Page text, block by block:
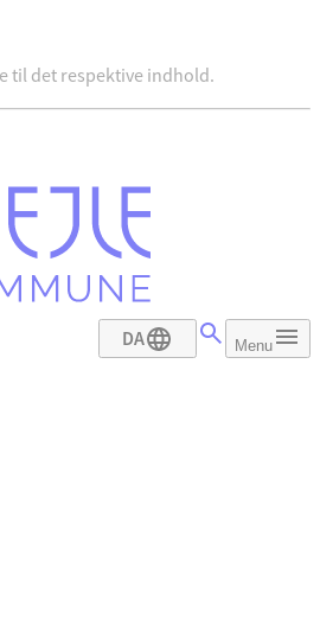
til det respektive indhold.
DA Menu